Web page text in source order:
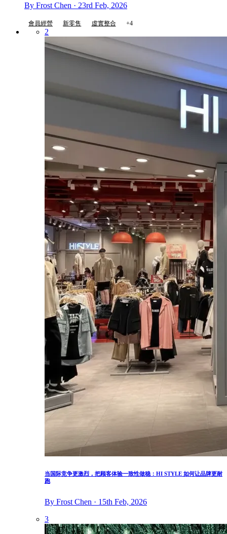
By Frost Chen · 23rd Feb, 2026
會員經營 新零售 虛實整合 +4
2
当国际竞争更激烈，把顾客体验一致性做稳：HI STYLE 如何让品牌更耐
跑
By Frost Chen · 15th Feb, 2026
3